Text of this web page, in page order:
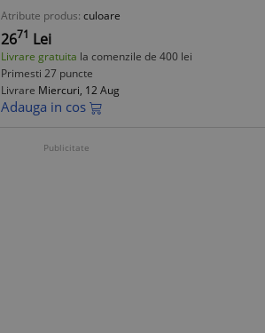
Atribute produs: culoare
2671 Lei
Livrare gratuita la comenzile de 400 lei
Primesti 27 puncte
Livrare Miercuri, 12 Aug
Adauga in cos
Publicitate